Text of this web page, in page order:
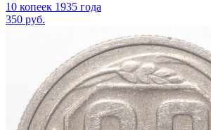
10 копеек 1935 года
350 руб.